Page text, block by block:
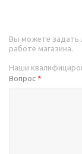
Вы можете задать
работе магазина.
Наши
Вопрос *